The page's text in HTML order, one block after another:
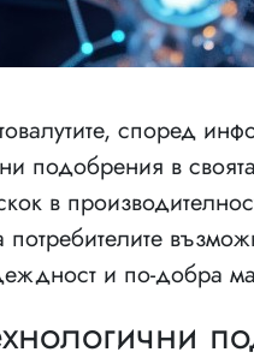
според
подобрения в
в
и по-добра